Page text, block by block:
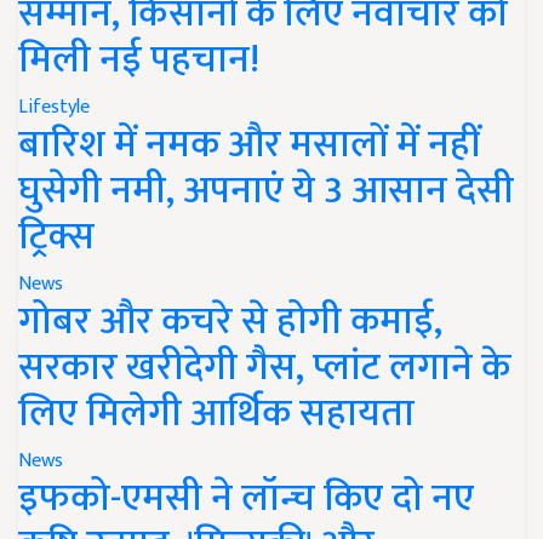
सम्मान, किसानों के लिए नवाचार को
मिली नई पहचान!
Lifestyle
बारिश में नमक और मसालों में नहीं
घुसेगी नमी, अपनाएं ये 3 आसान देसी
ट्रिक्स
News
गोबर और कचरे से होगी कमाई,
सरकार खरीदेगी गैस, प्लांट लगाने के
लिए मिलेगी आर्थिक सहायता
News
इफको-एमसी ने लॉन्च किए दो नए